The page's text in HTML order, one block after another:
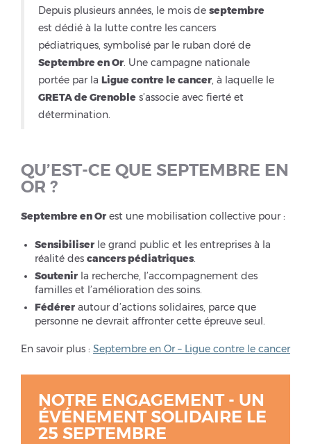
Depuis plusieurs années, le mois de septembre
est dédié à la lutte contre les cancers
pédiatriques, symbolisé par le ruban doré de
Septembre en Or. Une campagne nationale
portée par la Ligue contre le cancer, à laquelle le
GRETA de Grenoble s’associe avec fierté et
détermination.
QU’EST-CE QUE SEPTEMBRE EN
OR ?
Septembre en Or est une mobilisation collective pour :
Sensibiliser le grand public et les entreprises à la
réalité des cancers pédiatriques.
Soutenir la recherche, l’accompagnement des
familles et l’amélioration des soins.
Fédérer autour d’actions solidaires, parce que
personne ne devrait affronter cette épreuve seul.
En savoir plus : Septembre en Or – Ligue contre le cancer
NOTRE ENGAGEMENT - UN
ÉVÉNEMENT SOLIDAIRE LE
25 SEPTEMBRE